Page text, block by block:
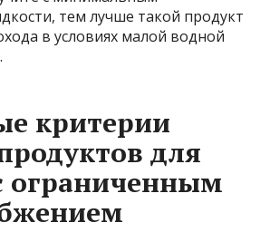
тем лучше такой продукт
в условиях малой водной
критерии
для
ограниченным